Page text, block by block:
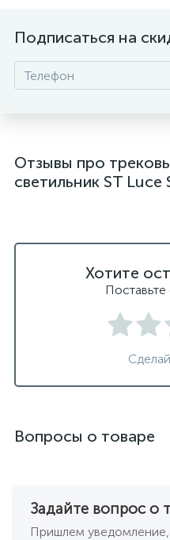
Подписаться на
Отзывы про
светильник ST Luce
Хотите
Вопросы о товаре
Задайте вопрос о
Пришлем уведомление,